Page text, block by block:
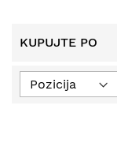
KUPUJTE PO